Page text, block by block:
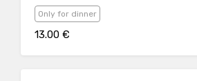
Only for dinner
13.00 €